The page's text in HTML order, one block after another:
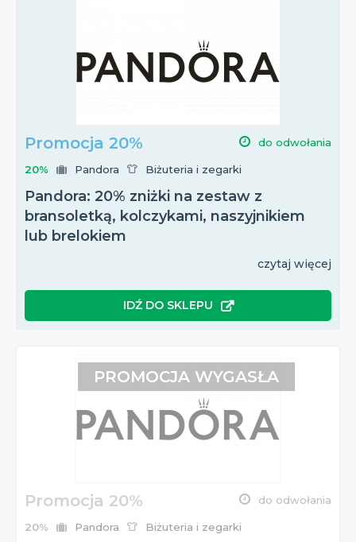
Promocja 20% do odwołania
20% Pandora Biżuteria i zegarki
Pandora: 20% zniżki na zestaw z
bransoletką, kolczykami, naszyjnikiem
lub brelokiem
czytaj więcej
IDŹ DO SKLEPU
Promocja 20% do odwołania
20% Pandora Biżuteria i zegarki
PROMOCJA WYGASŁA